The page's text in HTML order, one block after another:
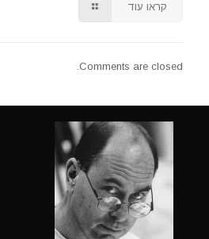
קראו עוד
Comments are closed.